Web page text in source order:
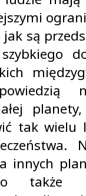
są
tak wielu
innych
także